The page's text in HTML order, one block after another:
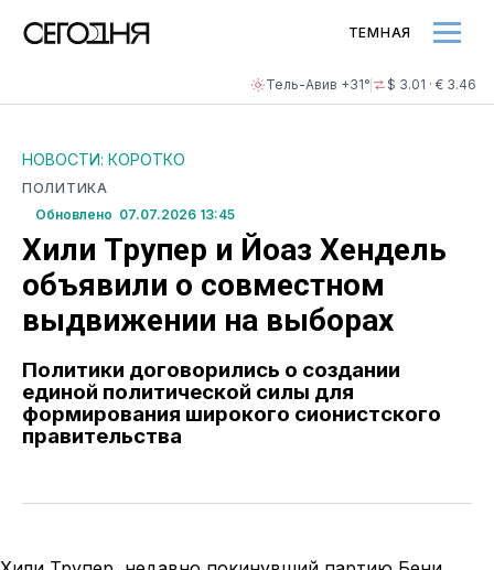
Тель-Авив +31° $ 3.01 · € 3.46
ТЕМНАЯ
НОВОСТИ: КОРОТКО
ПОЛИТИКА
Обновлено 07.07.2026 13:45
Хили Трупер и Йоаз Хендель
объявили о совместном
выдвижении на выборах
Политики договорились о создании
единой политической силы для
формирования широкого сионистского
правительства